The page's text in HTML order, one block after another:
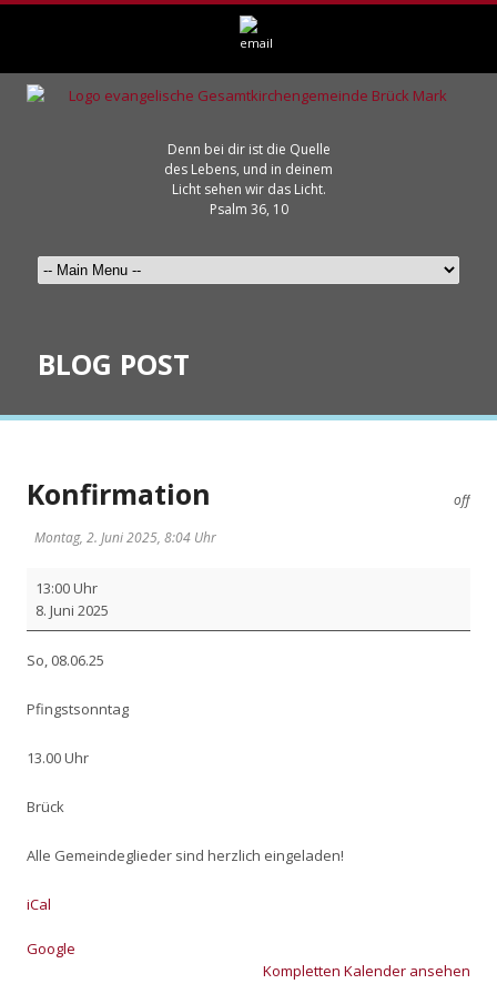
Denn bei dir ist die Quelle
des Lebens, und in deinem
Licht sehen wir das Licht.
Psalm 36, 10
BLOG POST
off
Konfirmation
Montag, 2. Juni 2025, 8:04 Uhr
fir­
ma­
on
13:00 Uhr
8. Juni 2025
So, 08.06.25
Pfingst­sonn­tag
13.00 Uhr
Brück
Alle Gemein­de­glie­der sind herz­lich ein­ge­la­den!
iCal
Goog­le
Kom­plet­ten Kalen­der anse­hen